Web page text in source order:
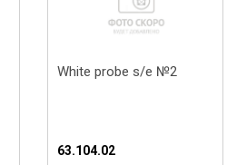
White probe s/e №2
63.104.02